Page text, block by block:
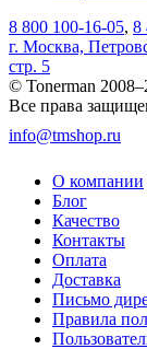
8 800 100-16-05, 8
г. Москва,
стр. 5
© Tonerman
Все права
info@tmshop.ru
О компании
Блог
Качество
Контакты
Оплата
Доставка
Письмо
Правила